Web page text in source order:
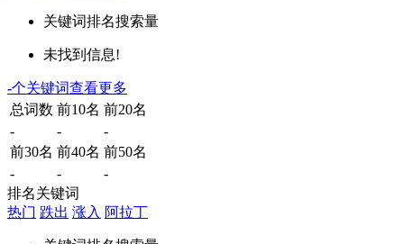
关键词排名搜索量
未找到信息!
-个关键词查看更多
总词数 前10名 前20名
-
-
-
前30名 前40名 前50名
-
-
-
排名关键词
热门 跌出 涨入 阿拉丁